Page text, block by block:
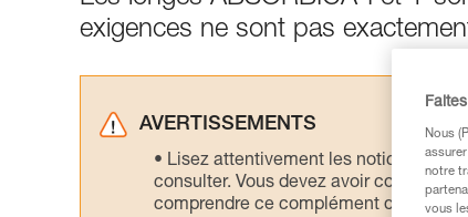
exigences ne sont pas
AVERTISSEMENTS
Lisez attentivement les notices
consulter. Vous devez avoir compris
comprendre ce complément
Nous
notre
vous